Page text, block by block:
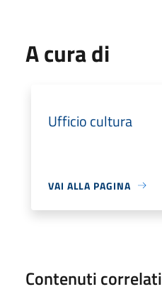
A cura di
Ufficio cultura
VAI ALLA PAGINA
Contenuti correlati